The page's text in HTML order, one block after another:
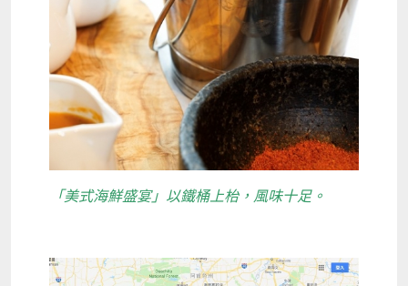
「美式海鮮盛宴」以鐵桶上枱，風味十足。